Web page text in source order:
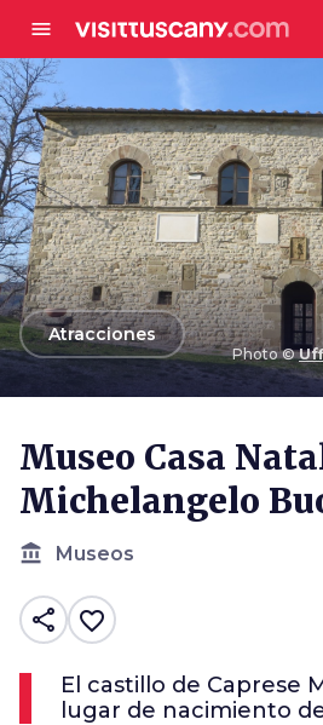
menu
Photo ©
arrow_backAtracciones
Museo Casa
Michelangelo
account_balance Museos
share favorite_border
El castillo de Caprese
lugar de nacimiento